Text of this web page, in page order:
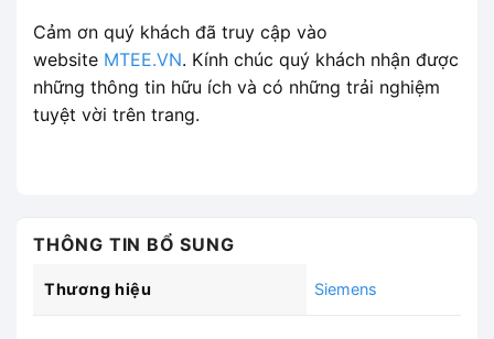
Cảm ơn quý khách đã truy cập vào
website MTEE.VN. Kính chúc quý khách nhận được
những thông tin hữu ích và có những trải nghiệm
tuyệt vời trên trang.
THÔNG TIN BỔ SUNG
Thương hiệu Siemens